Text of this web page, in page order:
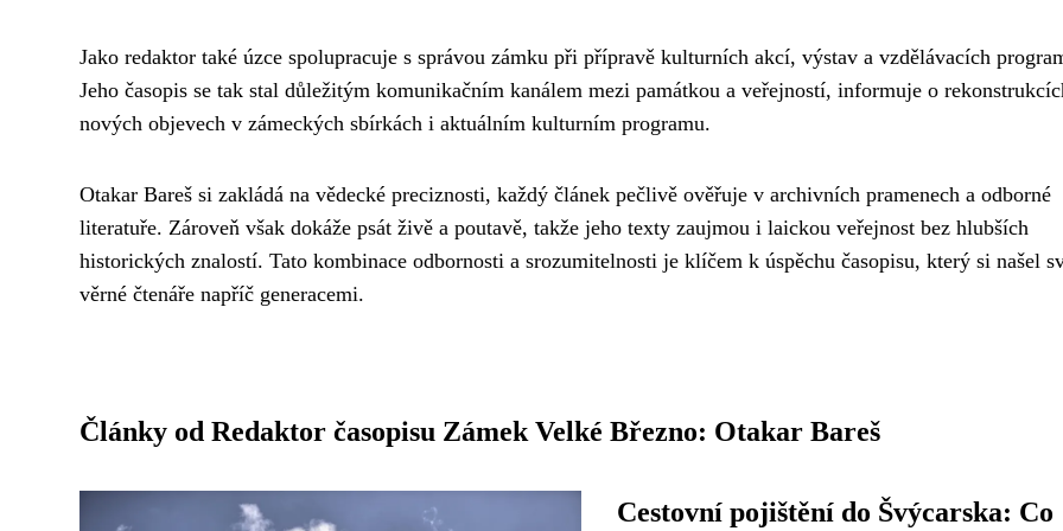
Jako redaktor také úzce spolupracuje s správou zámku při přípravě kulturních akcí, výstav a vzdělávacích
Jeho časopis se tak stal důležitým komunikačním kanálem mezi památkou a veřejností, informuje o
nových objevech v zámeckých sbírkách i aktuálním kulturním programu.
Otakar Bareš si zakládá na vědecké preciznosti, každý článek pečlivě ověřuje v archivních pramenech a odborné
literatuře. Zároveň však dokáže psát živě a poutavě, takže jeho texty zaujmou i laickou veřejnost bez hlubších
historických znalostí. Tato kombinace odbornosti a srozumitelnosti je klíčem k úspěchu časopisu, který si našel
věrné čtenáře napříč generacemi.
Články od Redaktor časopisu Zámek Velké Březno: Otakar Bareš
Cestovní pojištění do Švýcarska: Co